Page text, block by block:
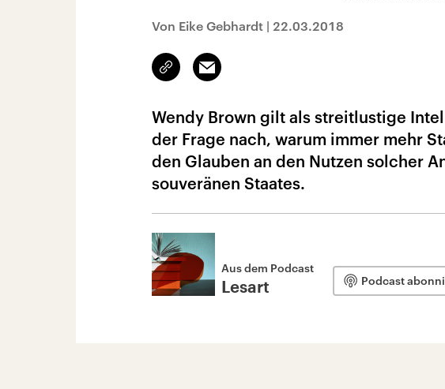
Von Eike Gebhardt | 22.03.2018
Link
kopieren/teilen
Email
Wendy Brown gilt als streitlustige
der Frage nach, warum immer mehr
den Glauben an den Nutzen solcher
souveränen Staates.
Aus dem Podcast
Lesart Podcast